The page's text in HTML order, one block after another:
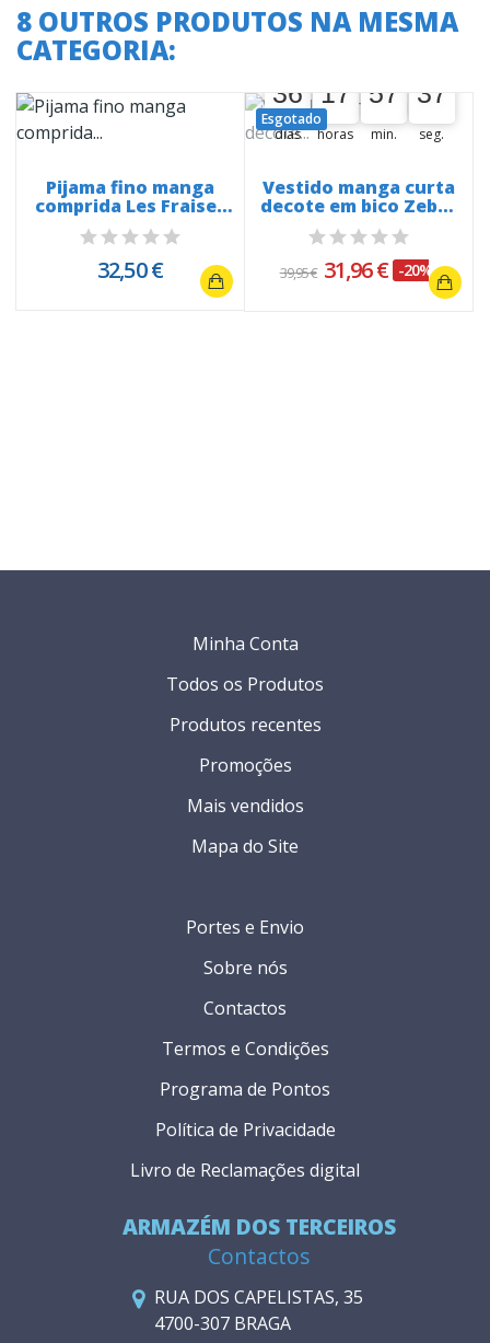
8 OUTROS PRODUTOS NA MESMA
CATEGORIA:
Pijama fino manga
comprida Les Fraises
20203
32,50 €
36
36
00
dias
17
17
00
horas
57
57
00
min.
36
36
37
seg.
Esgotado
Vestido manga curta
decote em bico Zebra
de...
39,95 € 31,96 € -20%
ARMAZÉM DOS TERCEIROS
Contactos
RUA DOS CAPELISTAS, 35
4700-307 BRAGA
Portes e Envio
Sobre nós
Contactos
Termos e Condições
Programa de Pontos
Política de Privacidade
Livro de Reclamações digital
Minha Conta
Todos os Produtos
Produtos recentes
Promoções
Mais vendidos
Mapa do Site